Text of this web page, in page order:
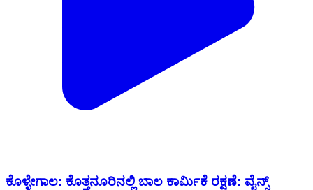
ಕೊಳ್ಳೇಗಾಲ: ಕೊತ್ತನೂರಿನಲ್ಲಿ ಬಾಲ ಕಾರ್ಮಿಕೆ ರಕ್ಷಣೆ: ವೈನ್ಸ್